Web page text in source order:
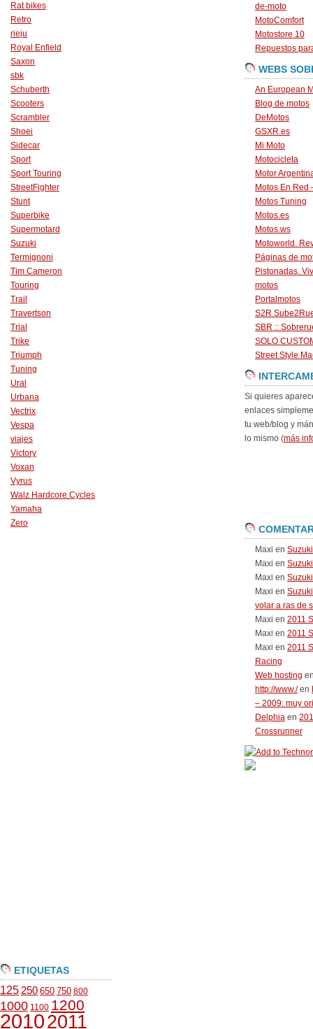
Rat bikes
Retro
rieju
Royal Enfield
Saxon
sbk
Schuberth
Scooters
Scrambler
Shoei
Sidecar
Sport
Sport Touring
StreetFighter
Stunt
Superbike
Supermotard
Suzuki
Termignoni
Tim Cameron
Touring
Trail
Travertson
Trial
Trike
Triumph
Tuning
Ural
Urbana
Vectrix
Vespa
viajes
Victory
Voxan
Vyrus
Walz Hardcore Cycles
Yamaha
Zero
ETIQUETAS
125 250 650 750 800
1000 1100 1200
20102011
de-moto
MotoComfort
Motostore 10
Repuestos
WEBS
An European
Blog de motos
DeMotos
GSXR.es
Mi Moto
Motocicleta
Motor
Motos En Red
Motos Tuning
Motos.es
Motos.ws
Motoworld.
Páginas de
Pistonadas.
motos
Portalmotos
S2R
SBR ::
SOLO
Street Style
Si quieres
enlaces
tu web/blog y
lo mismo (más
Maxi en
Maxi en
Maxi en
Maxi en
volar a ras de
Maxi en 2011
Maxi en 2011
Maxi en 2011
Racing
Web hosting
http://www./en
– 2009: muy
Delphia en
Crossrunner